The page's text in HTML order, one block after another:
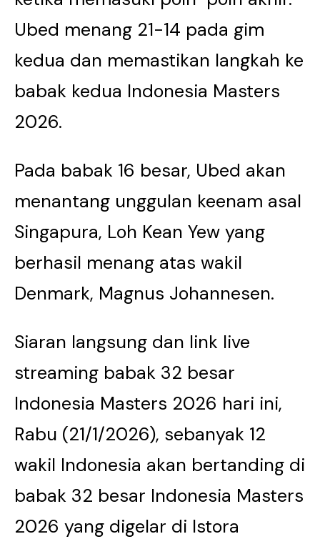
Ubed menang 21-14 pada gim
kedua dan memastikan langkah ke
babak kedua Indonesia Masters
2026.
Pada babak 16 besar, Ubed akan
menantang unggulan keenam asal
Singapura, Loh Kean Yew yang
berhasil menang atas wakil
Denmark, Magnus Johannesen.
Siaran langsung dan link live
streaming babak 32 besar
Indonesia Masters 2026 hari ini,
Rabu (21/1/2026), sebanyak 12
wakil Indonesia akan bertanding di
babak 32 besar Indonesia Masters
2026 yang digelar di Istora